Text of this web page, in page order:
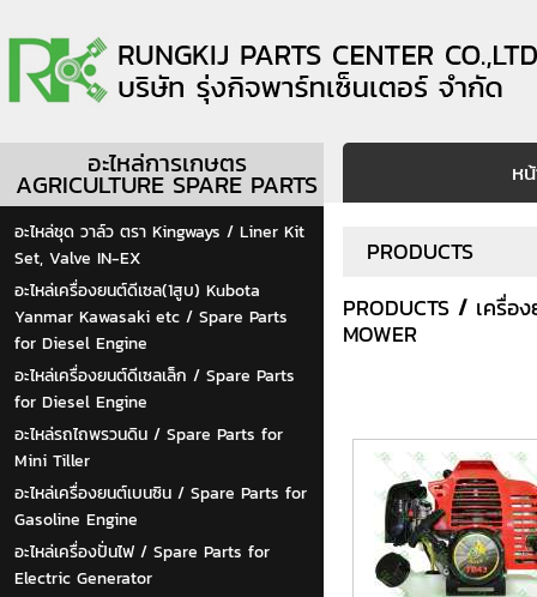
อะไหล่การเกษตร
AGRICULTURE SPARE PARTS
อะไหล่ชุด วาล์ว ตรา Kingways / Liner Kit
Set, Valve IN-EX
อะไหล่เครื่องยนต์ดีเซล(1สูบ) Kubota
Yanmar Kawasaki etc / Spare Parts
for Diesel Engine
อะไหล่เครื่องยนต์ดีเซลเล็ก / Spare Parts
for Diesel Engine
อะไหล่รถไถพรวนดิน / Spare Parts for
Mini Tiller
อะไหล่เครื่องยนต์เบนซิน / Spare Parts for
Gasoline Engine
อะไหล่เครื่องปั่นไฟ / Spare Parts for
Electric Generator
ห
PRODUCTS
PRODUCTS / เครื่อ
MOWER